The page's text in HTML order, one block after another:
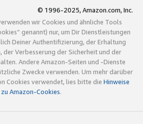
© 1996-2025, Amazon.com, Inc.
wir Cookies und ähnliche Tools
genannt) nur, um Dir Dienstleistungen
Deiner Authentifizierung, der Erhaltung
der Verbesserung der Sicherheit und der
Andere Amazon-Seiten und -Dienste
Zwecke verwenden. Um mehr darüber
Cookies verwendet, lies bitte die Hinweise
zu Amazon-Cookies.